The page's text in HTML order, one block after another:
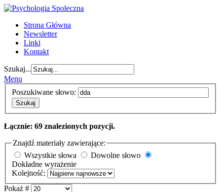
Strona Główna
Newsletter
Linki
Kontakt
Szukaj...
Menu
Poszukiwane słowo:
Szukaj
Łącznie: 69 znalezionych pozycji.
Znajdź materiały zawierające:
Wszystkie słowa
Dowolne słowo
Dokładne wyrażenie
Kolejność:
Pokaż #